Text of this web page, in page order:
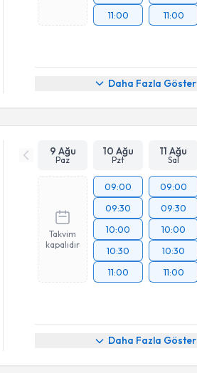
11:00
11:00
Daha Fazla Göster
9 Ağu
Paz
10 Ağu
Pzt
11 Ağu
Sal
Takvim
kapalıdır
09:00
09:30
10:00
10:30
11:00
09:00
09:30
10:00
10:30
11:00
Daha Fazla Göster